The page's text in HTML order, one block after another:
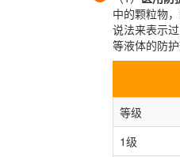
中的颗粒物
说法来表示
等液体的防
等级
1级